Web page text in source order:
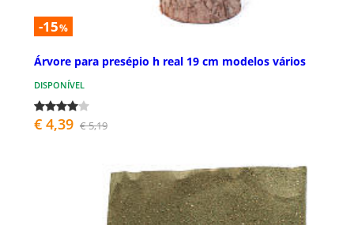
-15%
Árvore para presépio h real 19 cm modelos vários
DISPONÍVEL
€ 4,39 € 5,19